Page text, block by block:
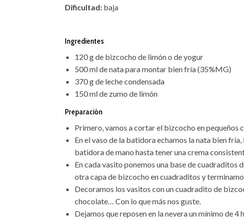
Dificultad: baja
Ingredientes
120 g de bizcocho de limón o de yogur
500 ml de nata para montar bien fría (35%MG)
370 g de leche condensada
150 ml de zumo de limón
Preparación
Primero, vamos a cortar el bizcocho en pequeños
En el vaso de la batidora echamos la nata bien
batidora de mano hasta tener una crema
En cada vasito ponemos una base de cuadraditos
otra capa de bizcocho en cuadraditos y
Decoramos los vasitos con un cuadradito de
chocolate… Con lo que más nos guste.
Dejamos que reposen en la nevera un mínimo de 4